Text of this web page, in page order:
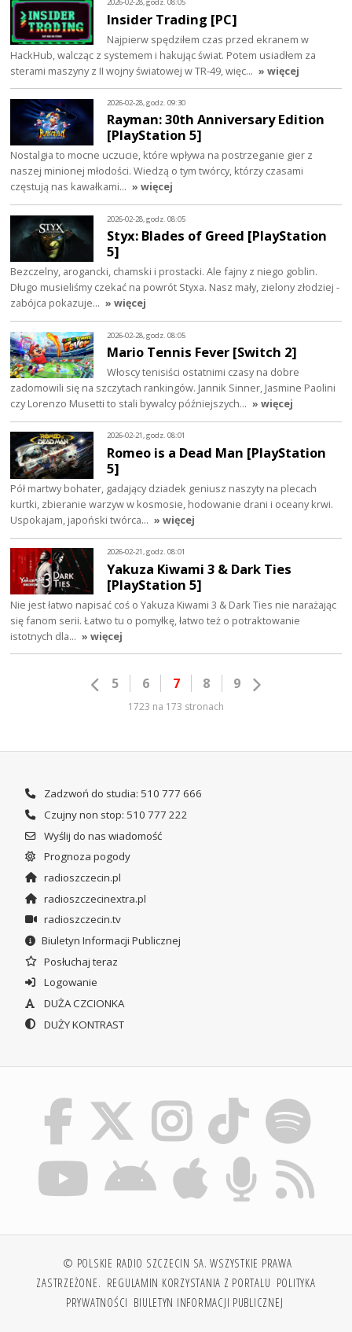
Insider Trading [PC]
Najpierw spędziłem czas przed ekranem w
HackHub, walcząc z systemem i hakując świat. Potem usiadłem za
sterami maszyny z II wojny światowej w TR-49, więc… » więcej
2026-02-28, godz. 09:30
Rayman: 30th Anniversary Edition
[PlayStation 5]
Nostalgia to mocne uczucie, które wpływa na postrzeganie gier z
naszej minionej młodości. Wiedzą o tym twórcy, którzy czasami
częstują nas kawałkami… » więcej
2026-02-28, godz. 08:05
Styx: Blades of Greed [PlayStation
5]
Bezczelny, arogancki, chamski i prostacki. Ale fajny z niego goblin.
Długo musieliśmy czekać na powrót Styxa. Nasz mały, zielony złodziej -
zabójca pokazuje… » więcej
2026-02-28, godz. 08:05
Mario Tennis Fever [Switch 2]
Włoscy tenisiści ostatnimi czasy na dobre
zadomowili się na szczytach rankingów. Jannik Sinner, Jasmine Paolini
czy Lorenzo Musetti to stali bywalcy późniejszych… » więcej
2026-02-21, godz. 08:01
Romeo is a Dead Man [PlayStation
5]
Pół martwy bohater, gadający dziadek geniusz naszyty na plecach
kurtki, zbieranie warzyw w kosmosie, hodowanie drani i oceany krwi.
Uspokajam, japoński twórca… » więcej
2026-02-21, godz. 08:01
Yakuza Kiwami 3 & Dark Ties
[PlayStation 5]
Nie jest łatwo napisać coś o Yakuza Kiwami 3 & Dark Ties nie narażając
się fanom serii. Łatwo tu o pomyłkę, łatwo też o potraktowanie
istotnych dla… » więcej
5 6 7 8 9
1723 na 173 stronach
Zadzwoń do studia: 510 777 666
Czujny non stop: 510 777 222
Wyślij do nas wiadomość
Prognoza pogody
radioszczecin.pl
radioszczecinextra.pl
radioszczecin.tv
Biuletyn Informacji Publicznej
Posłuchaj teraz
Logowanie
DUŻA CZCIONKA
DUŻY KONTRAST
© POLSKIE RADIO SZCZECIN SA. WSZYSTKIE PRAWA
ZASTRZEŻONE. REGULAMIN KORZYSTANIA Z PORTALU POLITYKA
PRYWATNOŚCI BIULETYN INFORMACJI PUBLICZNEJ